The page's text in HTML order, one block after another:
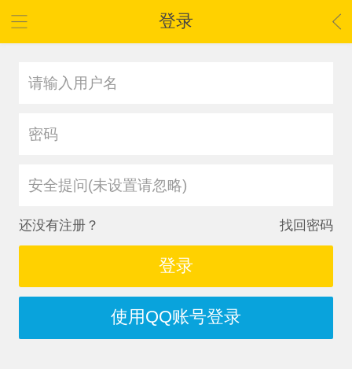
登录
安全提问(未设置请忽略)
还没有注册？ 找回密码
登录
使用QQ账号登录